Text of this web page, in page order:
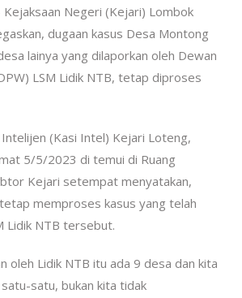
Kejaksaan Negeri (Kejari) Lombok
dugaan kasus Desa Montong
lainya yang dilaporkan oleh Dewan
LSM Lidik NTB, tetap diproses
Intelijen (Kasi Intel) Kejari Loteng,
5/5/2023 di temui di Ruang
Kejari setempat menyatakan,
memproses kasus yang telah
Lidik NTB tersebut.
oleh Lidik NTB itu ada 9 desa dan kita
satu, bukan kita tidak